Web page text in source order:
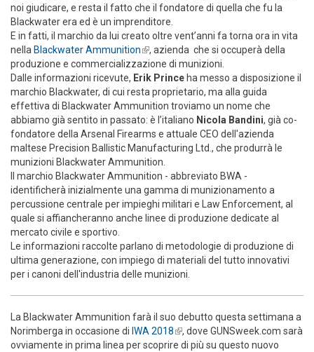
noi giudicare, e resta il fatto che il fondatore di quella che fu la
Blackwater era ed è un imprenditore.
E in fatti, il marchio da lui creato oltre vent’anni fa torna ora in vita
nella Blackwater Ammunition(link is external)
, azienda che si occuperà della
produzione e commercializzazione di munizioni.
Dalle informazioni ricevute, Erik Prince ha messo a disposizione il
marchio Blackwater, di cui resta proprietario, ma alla guida
effettiva di Blackwater Ammunition troviamo un nome che
abbiamo già sentito in passato: è l’italiano Nicola Bandini, già co-
fondatore della Arsenal Firearms e attuale CEO dell'azienda
maltese Precision Ballistic Manufacturing Ltd., che produrrà le
munizioni Blackwater Ammunition.
Il marchio Blackwater Ammunition - abbreviato BWA -
identificherà inizialmente una gamma di munizionamento a
percussione centrale per impieghi militari e Law Enforcement, al
quale si affiancheranno anche linee di produzione dedicate al
mercato civile e sportivo.
Le informazioni raccolte parlano di metodologie di produzione di
ultima generazione, con impiego di materiali del tutto innovativi
per i canoni dell'industria delle munizioni.
La Blackwater Ammunition farà il suo debutto questa settimana a
Norimberga in occasione di IWA 2018(link is external)
, dove GUNSweek.com sarà
ovviamente in prima linea per scoprire di più su questo nuovo